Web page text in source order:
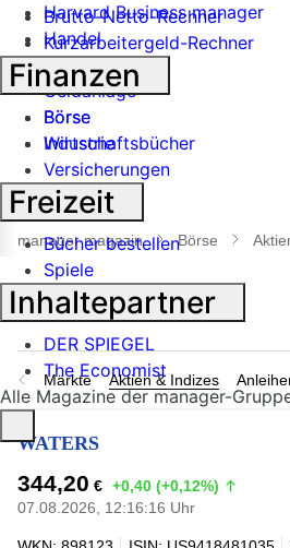
Harvard Business manager
Handel
Banken
Geldanlage
Börse
Industrie
Suche
öffnen
manager magazin Börse
Märkte Aktien & Indizes
WATERS
344,20 € +0,40 (+0,12%)
07.08.2026, 12:16:16 Uhr
Brutto-Netto-Rechner
Kurzarbeitergeld-Rechner
Finanzen
Börse
Wirtschaftsbücher
Versicherungen
Freizeit
Bücher bestellen
Spiele
Inhaltepartner
DER SPIEGEL
The Economist
Alle Magazine der manager-